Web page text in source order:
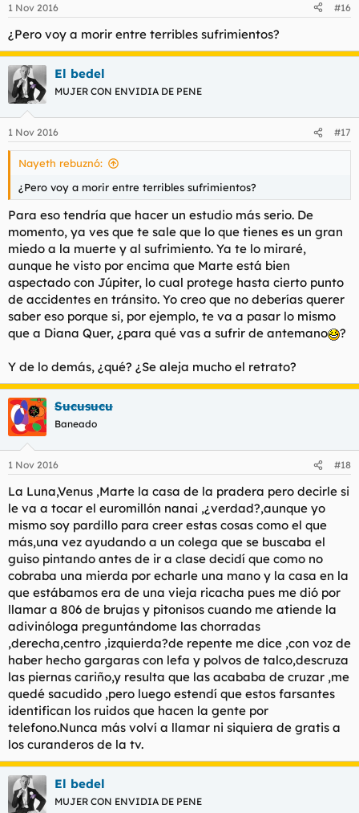
1 Nov 2016 #16
¿Pero voy a morir entre terribles sufrimientos?
El bedel
MUJER CON ENVIDIA DE PENE
1 Nov 2016 #17
Nayeth rebuznó:
¿Pero voy a morir entre terribles sufrimientos?
Para eso tendría que hacer un estudio más serio. De
momento, ya ves que te sale que lo que tienes es un gran
miedo a la muerte y al sufrimiento. Ya te lo miraré,
aunque he visto por encima que Marte está bien
aspectado con Júpiter, lo cual protege hasta cierto punto
de accidentes en tránsito. Yo creo que no deberías querer
saber eso porque si, por ejemplo, te va a pasar lo mismo
que a Diana Quer, ¿para qué vas a sufrir de antemano
?
Y de lo demás, ¿qué? ¿Se aleja mucho el retrato?
Sucusucu
Baneado
1 Nov 2016 #18
La Luna,Venus ,Marte la casa de la pradera pero decirle si
le va a tocar el euromillón nanai ,¿verdad?,aunque yo
mismo soy pardillo para creer estas cosas como el que
más,una vez ayudando a un colega que se buscaba el
guiso pintando antes de ir a clase decidí que como no
cobraba una mierda por echarle una mano y la casa en la
que estábamos era de una vieja ricacha pues me dió por
llamar a 806 de brujas y pitonisos cuando me atiende la
adivinóloga preguntándome las chorradas
,derecha,centro ,izquierda?de repente me dice ,con voz de
haber hecho gargaras con lefa y polvos de talco,descruza
las piernas cariño,y resulta que las acababa de cruzar ,me
quedé sacudido ,pero luego estendí que estos farsantes
identifican los ruidos que hacen la gente por
telefono.Nunca más volví a llamar ni siquiera de gratis a
los curanderos de la tv.
El bedel
MUJER CON ENVIDIA DE PENE